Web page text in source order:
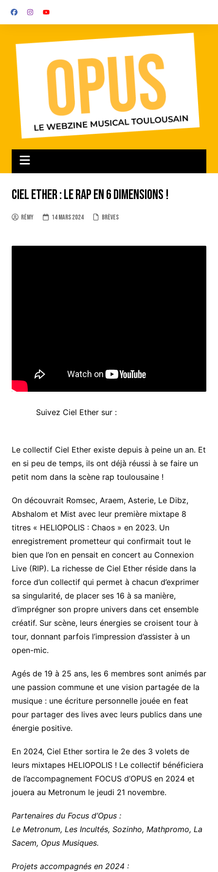
Ciel Ether : le rap en 6 dimensions !
Rémy 14 mars 2024 Brèves
Suivez Ciel Ether sur :
Le collectif Ciel Ether existe depuis à peine un an. Et
en si peu de temps, ils ont déjà réussi à se faire un
petit nom dans la scène rap toulousaine !
On découvrait Romsec, Araem, Asterie, Le Dibz,
Abshalom et Mist avec leur première mixtape 8
titres « HELIOPOLIS : Chaos » en 2023. Un
enregistrement prometteur qui confirmait tout le
bien que l’on en pensait en concert au Connexion
Live (RIP). La richesse de Ciel Ether réside dans la
force d’un collectif qui permet à chacun d’exprimer
sa singularité, de placer ses 16 à sa manière,
d’imprégner son propre univers dans cet ensemble
créatif. Sur scène, leurs énergies se croisent tour à
tour, donnant parfois l’impression d’assister à un
open-mic.
Agés de 19 à 25 ans, les 6 membres sont animés par
une passion commune et une vision partagée de la
musique : une écriture personnelle jouée en feat
pour partager des lives avec leurs publics dans une
énergie positive.
En 2024, Ciel Ether sortira le 2e des 3 volets de
leurs mixtapes HELIOPOLIS ! Le collectif bénéficiera
de l’accompagnement FOCUS d’OPUS en 2024 et
jouera au Metronum le jeudi 21 novembre.
Partenaires du Focus d’Opus :
Le Metronum, Les Incultés, Sozinho, Mathpromo, La
Sacem, Opus Musiques.
Projets accompagnés en 2024 :